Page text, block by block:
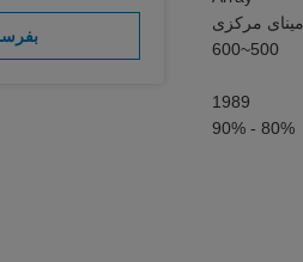
مینای مرکزی
500~600
1989
80% - 90%